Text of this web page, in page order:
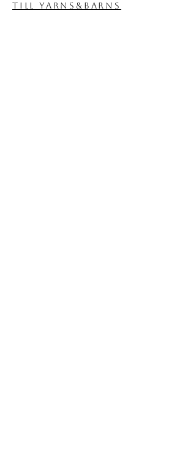
till yarns&barns